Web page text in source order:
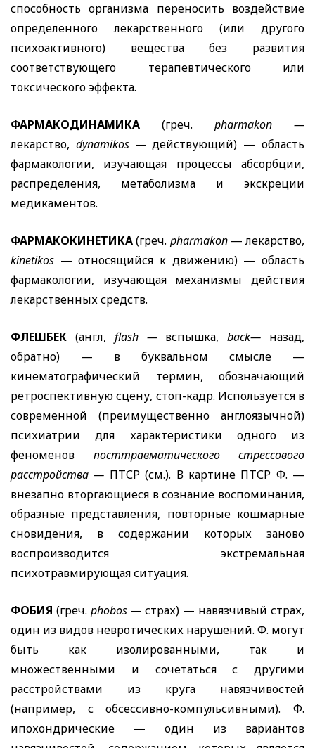
способность организма переносить воздействие
определенного лекарственного (или другого
психоактивного) вещества без развития
соответствующего терапевтического или
токсического эффекта.
ФАРМАКОДИНАМИКА (греч. pharmakon —
лекарство, dynamikos—действующий) — область
фармакологии, изучающая процессы абсорбции,
распределения, метаболизма и экскреции
медикаментов.
ФАРМАКОКИНЕТИКА(греч. pharmakon — лекарство,
kinetikos — относящийся к движению) — область
фармакологии, изучающая механизмы действия
лекарственных средств.
ФЛЕШБЕК (англ, flash— вспышка,back— назад,
обратно) — в буквальном смысле —
кинематографический термин, обозначающий
ретроспективную сцену, стоп-кадр. Используется в
современной (преимущественно англоязычной)
психиатрии для характеристики одного из
феноменов посттравматического стрессового
расстройства — ПТСР (см.). В картине ПТСР Ф. —
внезапно вторгающиеся в сознание воспоминания,
образные представления, повторные кошмарные
сновидения, в содержании которых заново
воспроизводится экстремальная
психотравмирующая ситуация.
ФОБИЯ (греч. phobos — страх) — навязчивый страх,
один из видов невротических нарушений. Ф. могут
быть как изолированными, так и
множественными и сочетаться с другими
расстройствами из круга навязчивостей
(например, с обсессивно-компульсивными). Ф.
ипохондрические — один из вариантов